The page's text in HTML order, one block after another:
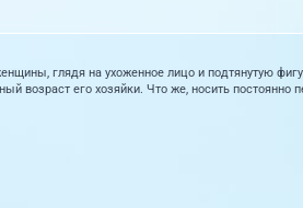
глядя на ухоженное лицо и подтянутую
возраст его хозяйки. Что же, носить постоянно